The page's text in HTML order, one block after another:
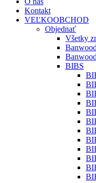
Kontakt
VEĽKOOBCHOD
Objednať
Všetky
Banwood
BIBS